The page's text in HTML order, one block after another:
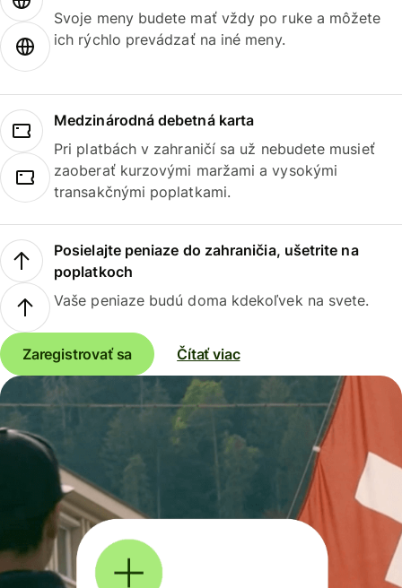
Svoje meny budete mať vždy po ruke a môžete
ich rýchlo prevádzať na iné meny.
Medzinárodná debetná karta
Pri platbách v zahraničí sa už nebudete musieť
zaoberať kurzovými maržami a vysokými
transakčnými poplatkami.
Posielajte peniaze do zahraničia, ušetrite na
poplatkoch
Vaše peniaze budú doma kdekoľvek na svete.
Zaregistrovať sa Čítať viac